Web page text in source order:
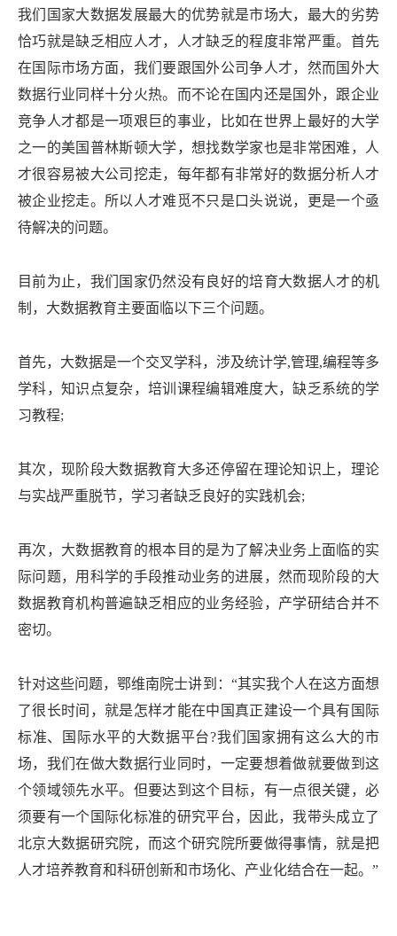
我们国家大数据发展最大的优势就是市场大，最大的劣势
恰巧就是缺乏相应人才，人才缺乏的程度非常严重。首先
在国际市场方面，我们要跟国外公司争人才，然而国外大
数据行业同样十分火热。而不论在国内还是国外，跟企业
竞争人才都是一项艰巨的事业，比如在世界上最好的大学
之一的美国普林斯顿大学，想找数学家也是非常困难，人
才很容易被大公司挖走，每年都有非常好的数据分析人才
被企业挖走。所以人才难觅不只是口头说说，更是一个亟
待解决的问题。
目前为止，我们国家仍然没有良好的培育大数据人才的机
制，大数据教育主要面临以下三个问题。
首先，大数据是一个交叉学科，涉及统计学,管理,编程等多
学科，知识点复杂，培训课程编辑难度大，缺乏系统的学
习教程;
其次，现阶段大数据教育大多还停留在理论知识上，理论
与实战严重脱节，学习者缺乏良好的实践机会;
再次，大数据教育的根本目的是为了解决业务上面临的实
际问题，用科学的手段推动业务的进展，然而现阶段的大
数据教育机构普遍缺乏相应的业务经验，产学研结合并不
密切。
针对这些问题，鄂维南院士讲到：“其实我个人在这方面想
了很长时间，就是怎样才能在中国真正建设一个具有国际
标准、国际水平的大数据平台?我们国家拥有这么大的市
场，我们在做大数据行业同时，一定要想着做就要做到这
个领域领先水平。但要达到这个目标，有一点很关键，必
须要有一个国际化标准的研究平台，因此，我带头成立了
北京大数据研究院，而这个研究院所要做得事情，就是把
人才培养教育和科研创新和市场化、产业化结合在一起。”